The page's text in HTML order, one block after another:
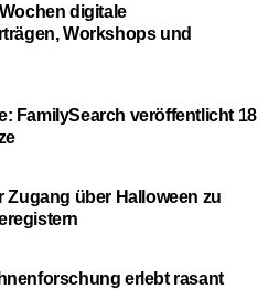
digitale
Workshops und
FamilySearch veröffentlicht 18
Zugang über Halloween zu
erlebt rasant